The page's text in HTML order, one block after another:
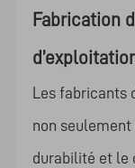
Fabrication
Les fabricants
non
durabilité et le